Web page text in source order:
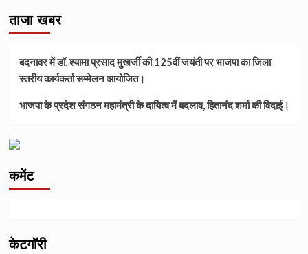
ताजा खबर
बदनावर में डॉ. श्यामा प्रसाद मुखर्जी की 125वीं जयंती पर भाजपा का जिला
स्तरीय कार्यकर्ता सम्मेलन आयोजित।
भाजपा के प्रदेश संगठन महामंत्री के दायित्व में बदलाव, हितानंद शर्मा की विदाई।
कमेंट
केटगॉरी